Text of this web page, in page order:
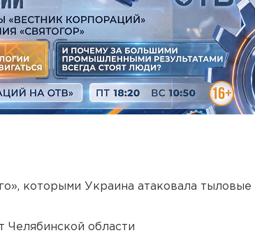
которыми Украина атаковала тыловые
Челябинской области